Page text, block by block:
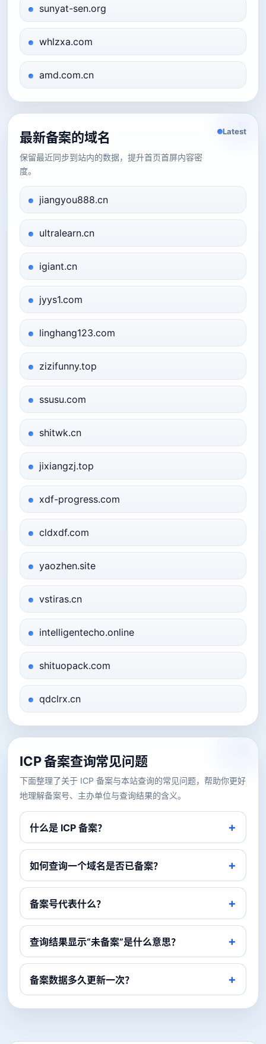
sunyat-sen.org
whlzxa.com
amd.com.cn
最新备案的域名
保留最近同步到站内的数据，提升首页首屏内容密
度。
Latest
jiangyou888.cn
ultralearn.cn
igiant.cn
jyys1.com
linghang123.com
zizifunny.top
ssusu.com
shitwk.cn
jixiangzj.top
xdf-progress.com
cldxdf.com
yaozhen.site
vstiras.cn
intelligentecho.online
shituopack.com
qdclrx.cn
ICP 备案查询常见问题
下面整理了关于 ICP 备案与本站查询的常见问题，帮助你更好
地理解备案号、主办单位与查询结果的含义。
什么是 ICP 备案？
如何查询一个域名是否已备案？
备案号代表什么？
查询结果显示“未备案”是什么意思？
备案数据多久更新一次？